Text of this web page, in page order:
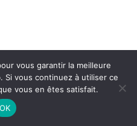
vous garantir la meilleure
vous continuez à utiliser ce
vous en êtes satisfait.
OK